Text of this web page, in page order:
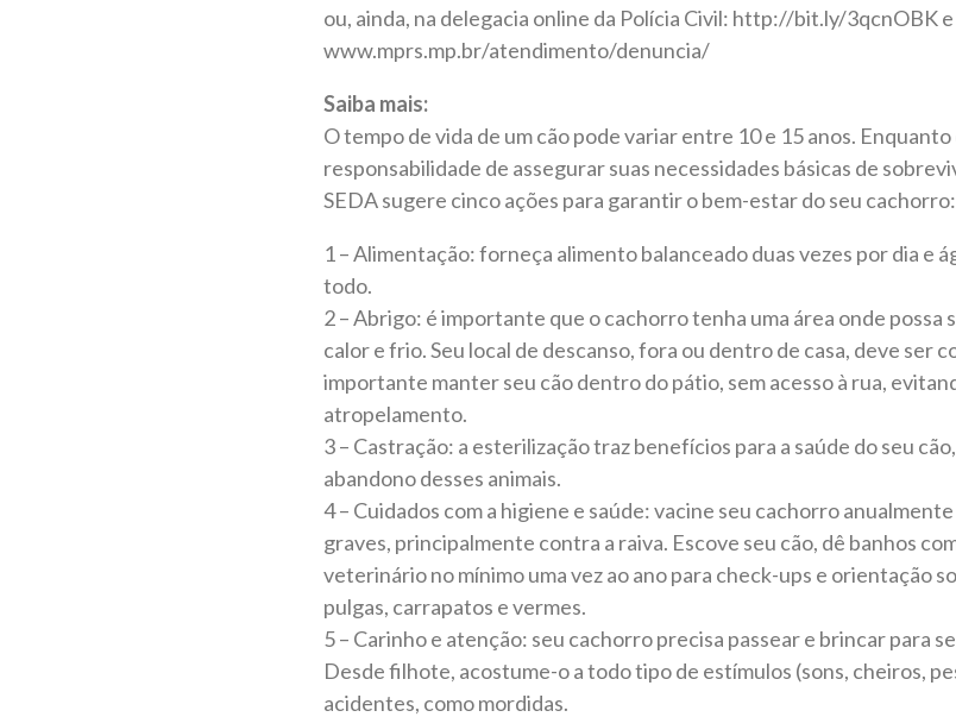
ou, ainda, na delegacia online da Polícia Civil: http://bit.ly/3qcnOBK
www.mprs.mp.br/atendimento/denuncia/
Saiba mais:
O tempo de vida de um cão pode variar entre 10 e 15 anos.
responsabilidade de assegurar suas necessidades básicas de
SEDA sugere cinco ações para garantir o bem-estar do seu cachorro:
1 – Alimentação: forneça alimento balanceado duas vezes por dia e
todo.
2 – Abrigo: é importante que o cachorro tenha uma área onde possa
calor e frio. Seu local de descanso, fora ou dentro de casa, deve ser
importante manter seu cão dentro do pátio, sem acesso à rua,
atropelamento.
3 – Castração: a esterilização traz benefícios para a saúde do seu
abandono desses animais.
4 – Cuidados com a higiene e saúde: vacine seu cachorro
graves, principalmente contra a raiva. Escove seu cão, dê banhos
veterinário no mínimo uma vez ao ano para check-ups e orientação
pulgas, carrapatos e vermes.
5 – Carinho e atenção: seu cachorro precisa passear e brincar para
Desde filhote, acostume-o a todo tipo de estímulos (sons, cheiros,
acidentes, como mordidas.